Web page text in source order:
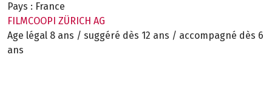
Pays : France
FILMCOOPI ZÜRICH AG
Age légal 8 ans / suggéré dès 12 ans / accompagné dès 6
ans